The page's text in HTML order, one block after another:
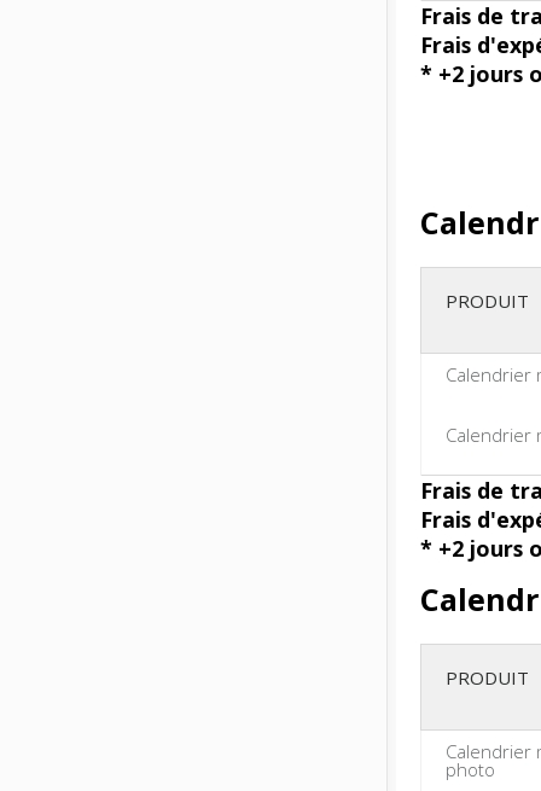
Frais de
Frais
* +2 jours
PRODUIT
Calendrier
Calendrier
Frais de
Frais
* +2 jours
PRODUIT
Calendrier
photo